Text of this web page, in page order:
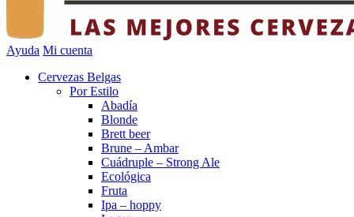
Ayuda Mi cuenta
Cervezas Belgas
Por Estilo
Abadía
Blonde
Brett beer
Brune – Ambar
Cuádruple – Strong Ale
Ecológica
Fruta
Ipa – hoppy